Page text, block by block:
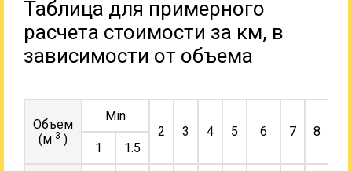
Таблица для примерного
расчета стоимости за км, в
зависимости от объема
Объем
(м 3 )
Min
2
3 4 5 6 7 8
1
1.5